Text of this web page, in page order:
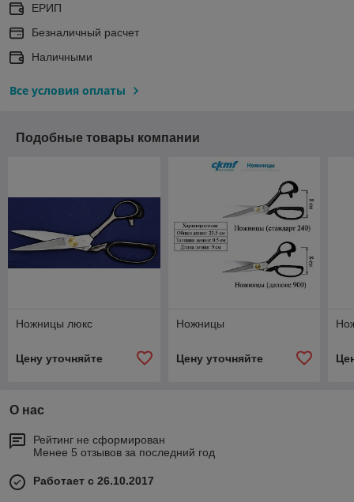
ЕРИП
Безналичный расчет
Наличными
Все условия оплаты
Подобные товары компании
Ножницы люкс
Цену уточняйте
Ножницы
Цену уточняйте
О нас
Рейтинг не сформирован
Менее 5 отзывов за последний год
Работает с 26.10.2017